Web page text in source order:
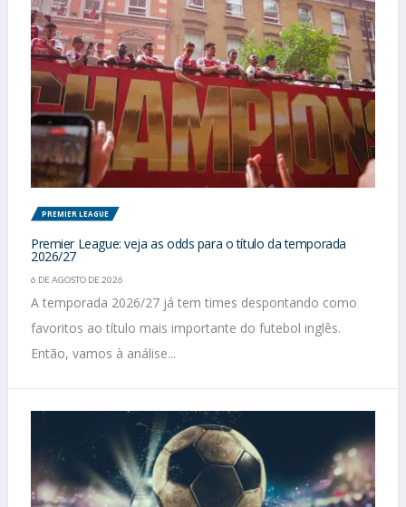
PREMIER LEAGUE
Premier League: veja as odds para o título da temporada
2026/27
6 DE AGOSTO DE 2026
A temporada 2026/27 já tem times despontando como
favoritos ao título mais importante do futebol inglês.
Então, vamos à análise...